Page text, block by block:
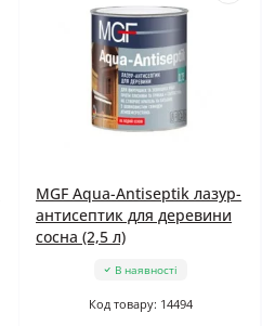
MGF Aqua-Antiseptik лазур-
антисептик для деревини
сосна (2,5 л)
В наявності
Код товару: 14494